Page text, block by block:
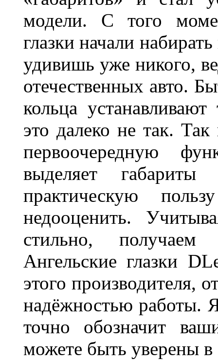
модели. С того
глазки начали
удивишь уже никого,
отечественных авто.
кольца
это далеко не так. Так
первоочередную
выделяет
практическую
недооценить.
стильно,
Ангельские глазки
этого производителя,
надёжностью работы.
точно обозначит
можете быть уверены